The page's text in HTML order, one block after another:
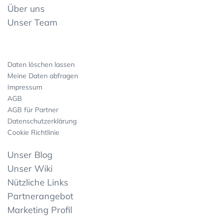
Über uns
Unser Team
Daten löschen lassen
Meine Daten abfragen
Impressum
AGB
AGB für Partner
Datenschutzerklärung
Cookie Richtlinie
Unser Blog
Unser Wiki
Nützliche Links
Partnerangebot
Marketing Profil